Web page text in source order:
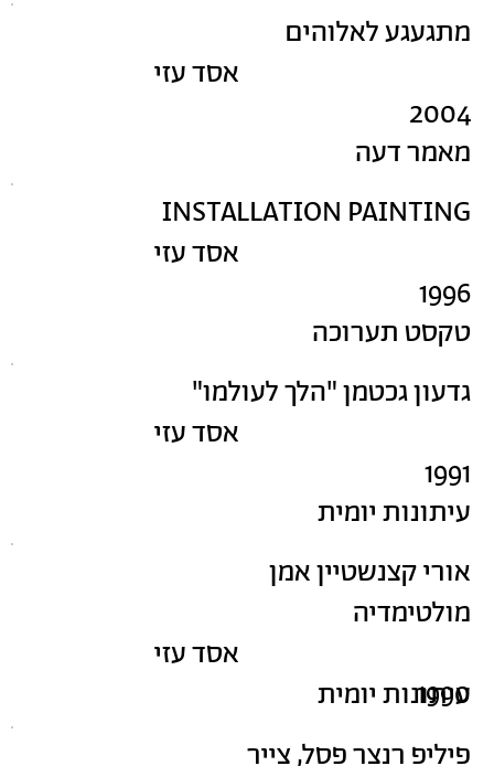
מאמר דעה
מתגעגע לאלוהים
אסד עזי
2004
טקסט תערוכה
INSTALLATION PAINTING
אסד עזי
1996
עיתונות יומית
גדעון גכטמן "הלך לעולמו"
אסד עזי
1991
עיתונות יומית
אורי קצנשטיין אמן
מולטימדיה
אסד עזי
1990
פיליפ רנצר פסל, צייר